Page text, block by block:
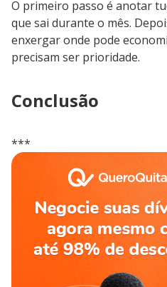
O primeiro passo é anotar
que sai durante o mês.
enxergar onde pode
precisam ser prioridade.
Conclusão
***